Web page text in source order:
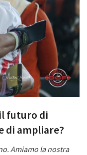
futuro di
di ampliare?
Amiamo la nostra